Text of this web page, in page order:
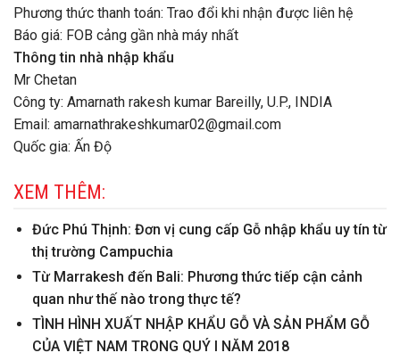
Phương thức thanh toán: Trao đổi khi nhận được liên hệ
Báo giá: FOB cảng gần nhà máy nhất
Thông tin nhà nhập khẩu
Mr Chetan
Công ty: Amarnath rakesh kumar Bareilly, U.P., INDIA
Email: amarnathrakeshkumar02@gmail.com
Quốc gia: Ấn Độ
XEM THÊM:
Đức Phú Thịnh: Đơn vị cung cấp Gỗ nhập khẩu uy tín từ
thị trường Campuchia
Từ Marrakesh đến Bali: Phương thức tiếp cận cảnh
quan như thế nào trong thực tế?
TÌNH HÌNH XUẤT NHẬP KHẨU GỖ VÀ SẢN PHẨM GỖ
CỦA VIỆT NAM TRONG QUÝ I NĂM 2018